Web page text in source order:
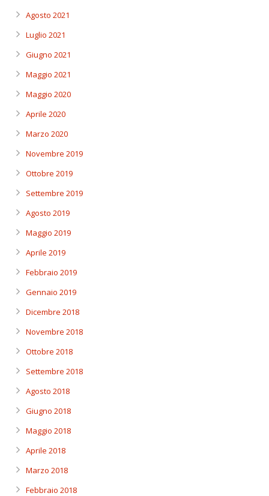
Agosto 2021
Luglio 2021
Giugno 2021
Maggio 2021
Maggio 2020
Aprile 2020
Marzo 2020
Novembre 2019
Ottobre 2019
Settembre 2019
Agosto 2019
Maggio 2019
Aprile 2019
Febbraio 2019
Gennaio 2019
Dicembre 2018
Novembre 2018
Ottobre 2018
Settembre 2018
Agosto 2018
Giugno 2018
Maggio 2018
Aprile 2018
Marzo 2018
Febbraio 2018